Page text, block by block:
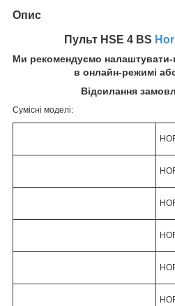
Опис
Пульт HSE 4 BS
Ми рекомендуємо
в онлайн-режимі
Відсилання
Сумісні моделі: